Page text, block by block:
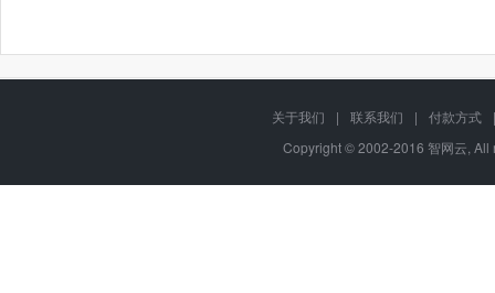
关于我们 | 联系我们 | 付款方式
|
Copyright © 2002-2016 智网云,